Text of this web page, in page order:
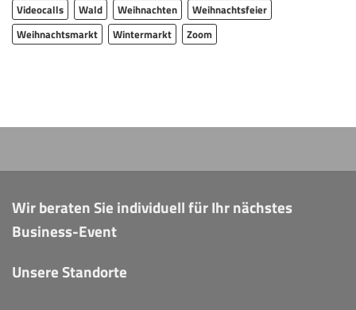
Videocalls
Wald Weihnachten
Weihnachtsfeier
Weihnachtsmarkt
Wintermarkt Zoom
Wir beraten Sie individuell für Ihr nächstes
Business-Event
Unsere Standorte